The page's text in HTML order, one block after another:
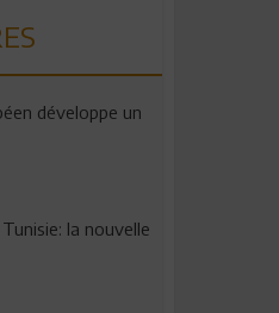
développe un
la nouvelle